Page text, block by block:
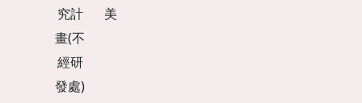
究計
畫(不
經研
發處)
美